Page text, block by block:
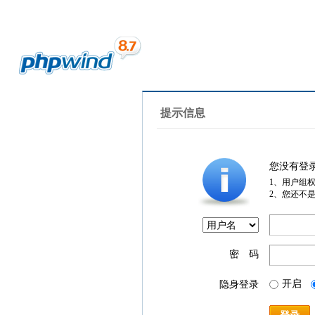
提示信息
您没有登
1、用户组
2、您还不
密 码
隐身登录 开启